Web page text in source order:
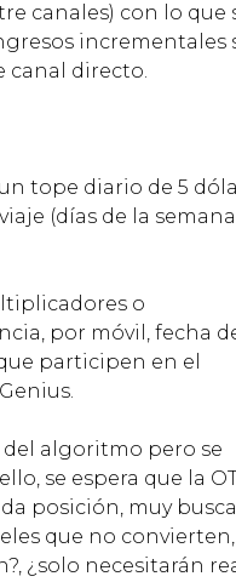
canales) con lo que
incrementales
canal directo.
tope diario de 5
(días de la
o
por móvil, fecha
participen en el
algoritmo pero se
se espera que la
posición, muy
que no
¿solo necesitarán